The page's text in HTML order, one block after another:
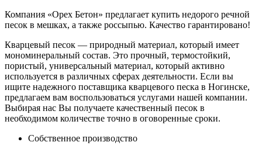
Компания «Орех Бетон» предлагает купить недорого речной
песок в мешках, а также россыпью. Качество гарантировано!
Кварцевый песок — природный материал, который имеет
мономинеральный состав. Это прочный, термостойкий,
пористый, универсальный материал, который активно
используется в различных сферах деятельности. Если вы
ищите надежного поставщика кварцевого песка в Ногинске,
предлагаем вам воспользоваться услугами нашей компании.
Выбирая нас Вы получаете качественный песок в
необходимом количестве точно в оговоренные сроки.
Собственное производство